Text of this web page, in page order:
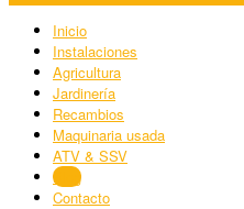
Inicio
Instalaciones
Agricultura
Jardinería
Recambios
Maquinaria usada
ATV & SSV
Blog
Contacto